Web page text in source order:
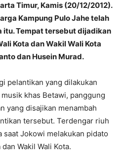
Timur, Kamis (20/12/2012).
Kampung Pulo Jahe telah
itu. Tempat tersebut dijadikan
Kota dan Wakil Wali Kota
dan Husein Murad.
pelantikan yang dilakukan
khas Betawi, panggung
yang disajikan menambah
tersebut. Terdengar riuh
saat Jokowi melakukan pidato
Wakil Wali Kota.